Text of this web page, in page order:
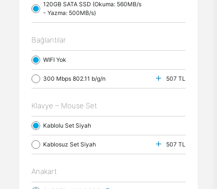
120GB SATA SSD (Okuma: 560MB/s
- Yazma: 500MB/s)
Bağlantılar
WIFI Yok
300 Mbps 802.11 b/g/n 507 TL
Klavye – Mouse Set
Kablolu Set Siyah
Kablosuz Set Siyah 507 TL
Anakart